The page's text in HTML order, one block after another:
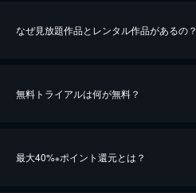
なぜ見放題作品とレンタル作品があるの？
無料トライアルは何が無料？
最大40%※ポイント還元とは？